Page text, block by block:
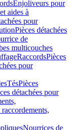
Enjoliveurs pour
aides à
pour
Pièces détachées
de
multicouches
RaccordsPièces
pour
TésPièces
détachées pour
Nourrices de